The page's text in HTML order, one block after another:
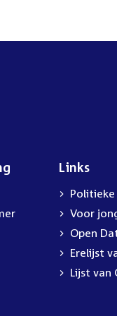
Links
Voor
Open
Erelijst
Lijst van